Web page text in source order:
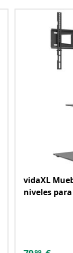
vidaXL
niveles